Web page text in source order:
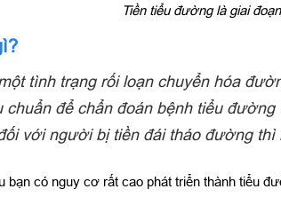
Tiền tiểu đường là giai
tình trạng rối loạn chuyển hóa
chuẩn để chẩn đoán bệnh tiểu
với người bị tiền đái tháo đường
bạn có nguy cơ rất cao phát triển thành tiểu